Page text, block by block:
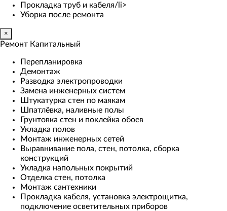
Прокладка труб и кабеля/li>
Уборка после ремонта
×
Ремонт Капитальный
Перепланировка
Демонтаж
Разводка электропроводки
Замена инженерных систем
Штукатурка стен по маякам
Шпатлёвка, наливные полы
Грунтовка стен и поклейка обоев
Укладка полов
Монтаж инженерных сетей
Выравнивание пола, стен, потолка, сборка
конструкций
Укладка напольных покрытий
Отделка стен, потолка
Монтаж сантехники
Прокладка кабеля, установка электрощитка,
подключение осветительных приборов